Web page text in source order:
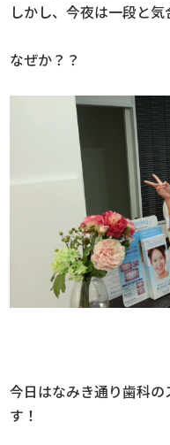
しかし、今夜は一段と
なぜか？？
今日はなみき通り歯科
す！